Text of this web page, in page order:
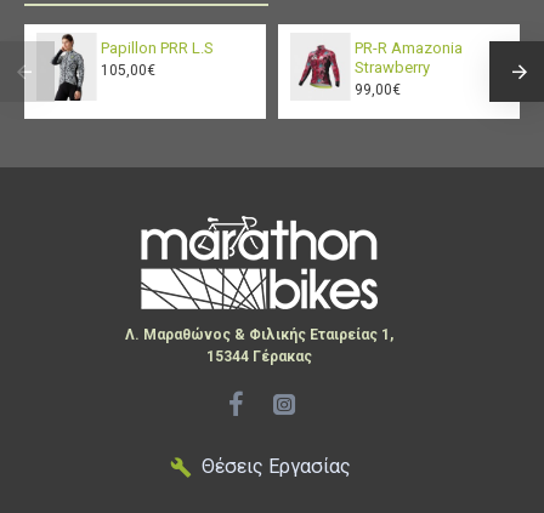
Papillon PRR L.S
105,00€
PR-R Amazonia
Strawberry
99,00€
Λ. Μαραθώνος & Φιλικής Εταιρείας 1,
15344 Γέρακας
Θέσεις Εργασίας